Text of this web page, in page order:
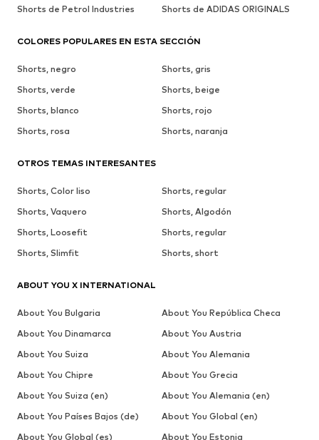
Shorts de Petrol Industries
Shorts de ADIDAS ORIGINALS
COLORES POPULARES EN ESTA SECCIÓN
Shorts, negro
Shorts, gris
Shorts, verde
Shorts, beige
Shorts, blanco
Shorts, rojo
Shorts, rosa
Shorts, naranja
OTROS TEMAS INTERESANTES
Shorts, Color liso
Shorts, regular
Shorts, Vaquero
Shorts, Algodón
Shorts, Loosefit
Shorts, regular
Shorts, Slimfit
Shorts, short
ABOUT YOU X INTERNATIONAL
About You Bulgaria
About You República Checa
About You Dinamarca
About You Austria
About You Suiza
About You Alemania
About You Chipre
About You Grecia
About You Suiza (en)
About You Alemania (en)
About You Países Bajos (de)
About You Global (en)
About You Global (es)
About You Estonia